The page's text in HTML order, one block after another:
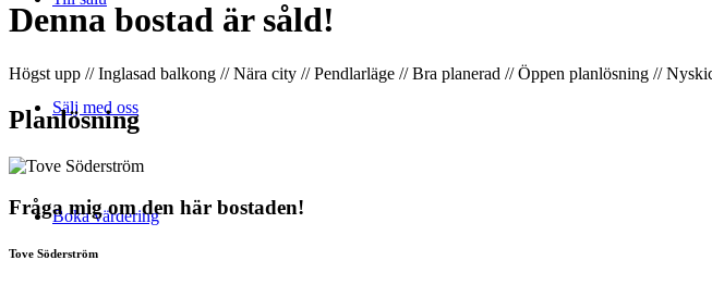
Sälj med oss
Boka värdering
Denna bostad är såld!
Högst upp // Inglasad balkong // Nära city // Pendlarläge // Bra planerad // Öppen planlösning //
Planlösning
Fråga mig om den här bostaden!
Tove Söderström